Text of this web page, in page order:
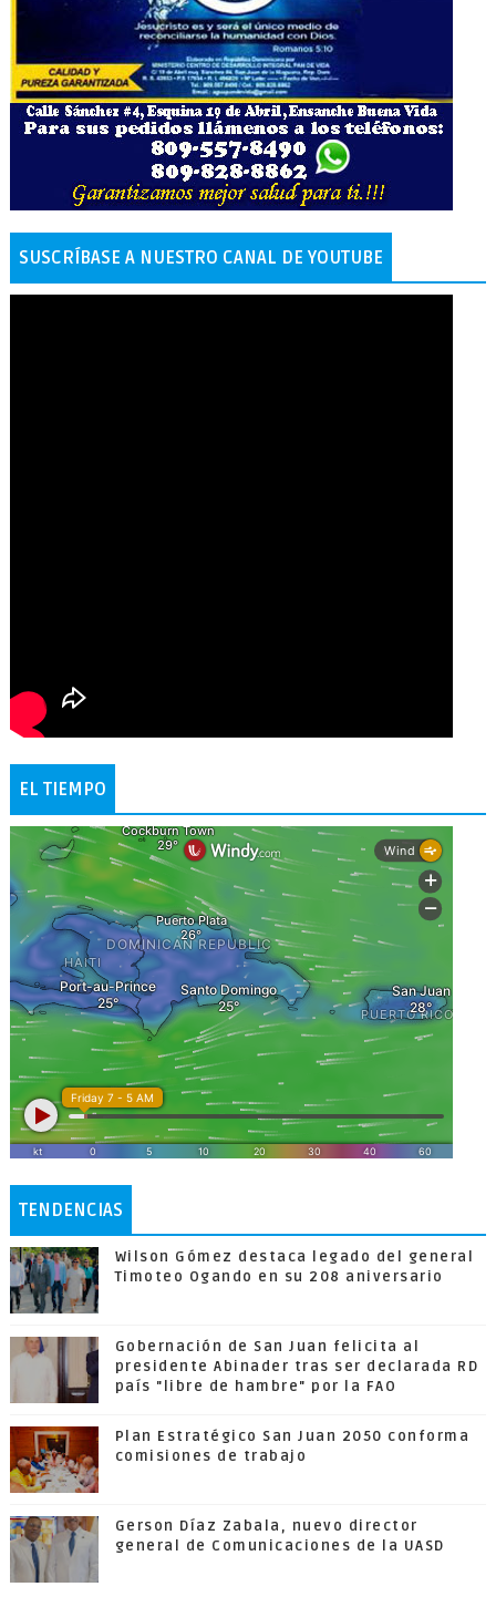
SUSCRÍBASE A NUESTRO CANAL DE YOUTUBE
EL TIEMPO
TENDENCIAS
Wilson Gómez destaca legado del general
Timoteo Ogando en su 208 aniversario
Gobernación de San Juan felicita al
presidente Abinader tras ser declarada RD
país "libre de hambre" por la FAO
Plan Estratégico San Juan 2050 conforma
comisiones de trabajo
Gerson Díaz Zabala, nuevo director
general de Comunicaciones de la UASD